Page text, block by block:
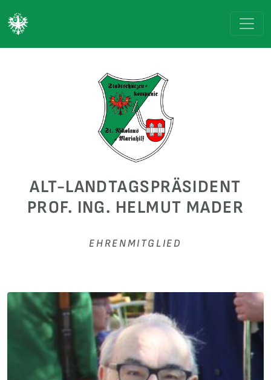
ALT-LANDTAGSPRÄSIDENT
PROF. ING. HELMUT MADER
EHRENMITGLIED